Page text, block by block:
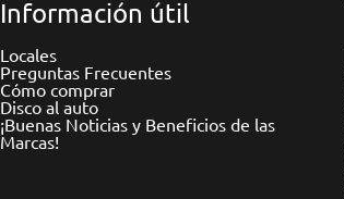
Información útil
Locales
Preguntas Frecuentes
Cómo comprar
Disco al auto
¡Buenas Noticias y Beneficios de las
Marcas!